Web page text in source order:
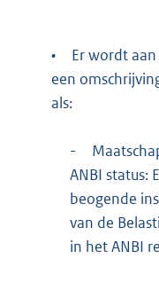
•
Er wordt
een
als:
-
ANBI status:
beogende
van de
in het ANBI